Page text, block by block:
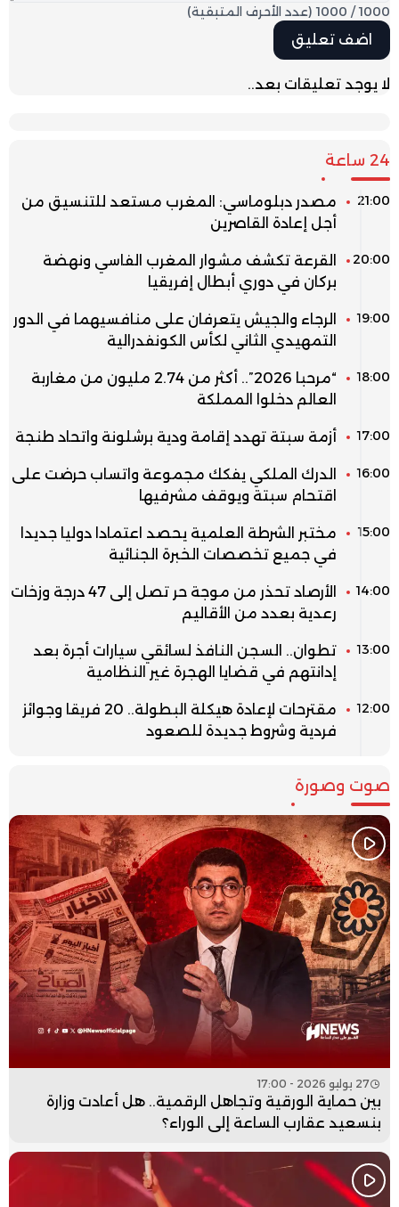
1000
/
1000 (عدد الأحرف المتبقية)
لا يوجد تعليقات بعد..
24 ساعة
21:00
مصدر دبلوماسي: المغرب مستعد للتنسيق من
أجل إعادة القاصرين
20:00
القرعة تكشف مشوار المغرب الفاسي ونهضة
بركان في دوري أبطال إفريقيا
19:00
الرجاء والجيش يتعرفان على منافسيهما في الدور
التمهيدي الثاني لكأس الكونفدرالية
18:00
“مرحبا 2026”.. أكثر من 2.74 مليون من مغاربة
العالم دخلوا المملكة
17:00 أزمة سبتة تهدد إقامة ودية برشلونة واتحاد طنجة
16:00
الدرك الملكي يفكك مجموعة واتساب حرضت على
اقتحام سبتة ويوقف مشرفيها
15:00
مختبر الشرطة العلمية يحصد اعتمادا دوليا جديدا
في جميع تخصصات الخبرة الجنائية
14:00
الأرصاد تحذر من موجة حر تصل إلى 47 درجة وزخات
رعدية بعدد من الأقاليم
13:00
تطوان.. السجن النافذ لسائقي سيارات أجرة بعد
إدانتهم في قضايا الهجرة غير النظامية
12:00
مقترحات لإعادة هيكلة البطولة.. 20 فريقا وجوائز
فردية وشروط جديدة للصعود
صوت وصورة
27 يوليو 2026 - 17:00
بين حماية الورقية وتجاهل الرقمية.. هل أعادت وزارة
بنسعيد عقارب الساعة إلى الوراء؟